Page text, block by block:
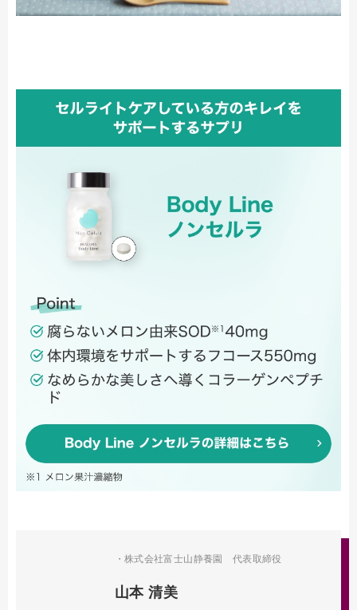
・株式会社富士山静養園 代表取締役
山本 清美